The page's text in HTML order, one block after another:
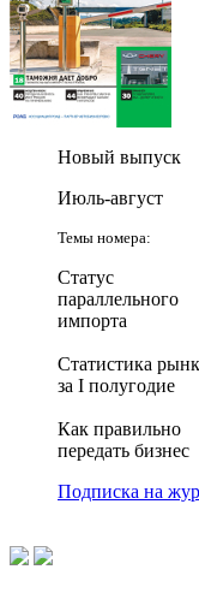
Новый выпуск
Июль-август
Темы номера:
Статус
параллельного
импорта
Статистика
за I полугодие
Как правильно
передать бизнес
Подписка на